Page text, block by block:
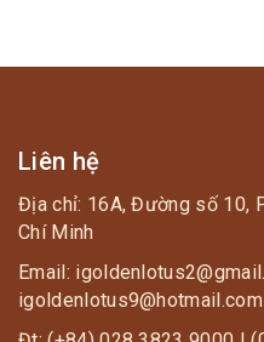
Liên hệ
Địa chỉ: 16A, Đường số 10,
Chí Minh
Email:
igoldenlotus9@hotmail.com